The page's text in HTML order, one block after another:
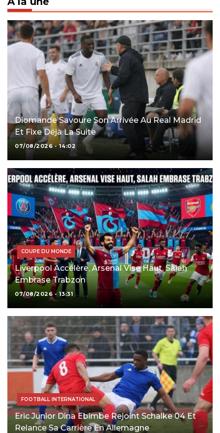
Diomande Savoure Son Arrivée Au Real Madrid
Et Fixe Déjà La Suite
07/08/2026 - 14:02
COUPE DU MONDE
Liverpool Accélère, Arsenal Vise Haut, Salah
Embrase Trabzon
07/08/2026 - 13:31
FOOTBALL INTERNATIONAL
Eric Junior Dina Ebimbe Rejoint Schalke 04 Et
Relance Sa Carrière En Allemagne